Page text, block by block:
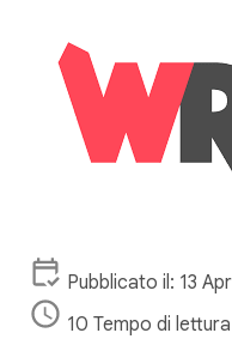
Pubblicato il: 13
10 Tempo di lettura